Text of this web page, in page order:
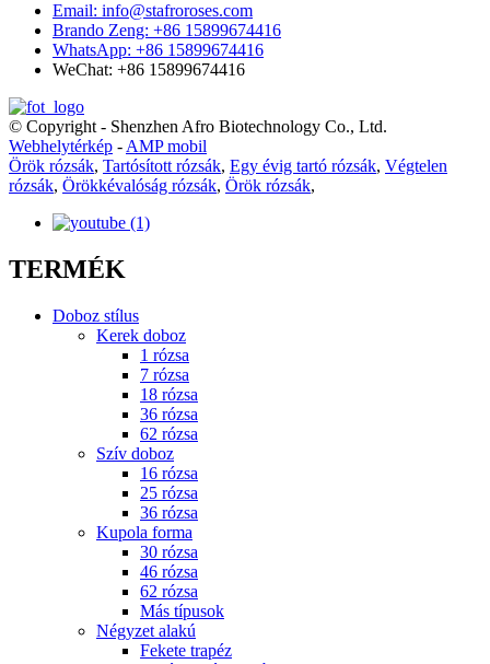
Email: info@stafroroses.com
Brando Zeng: +86 15899674416
WhatsApp: +86 15899674416
WeChat: +86 15899674416
© Copyright - Shenzhen Afro Biotechnology Co., Ltd.
Webhelytérkép - AMP mobil
Örök rózsák, Tartósított rózsák, Egy évig tartó rózsák, Végtelen
rózsák, Örökkévalóság rózsák, Örök rózsák,
TERMÉK
Doboz stílus
Kerek doboz
1 rózsa
7 rózsa
18 rózsa
36 rózsa
62 rózsa
Szív doboz
16 rózsa
25 rózsa
36 rózsa
Kupola forma
30 rózsa
46 rózsa
62 rózsa
Más típusok
Négyzet alakú
Fekete trapéz